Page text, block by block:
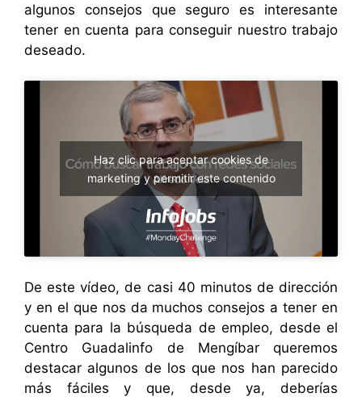
algunos consejos que seguro es interesante
tener en cuenta para conseguir nuestro trabajo
deseado.
Haz clic para aceptar cookies de
marketing y permitir este contenido
De este vídeo, de casi 40 minutos de dirección
y en el que nos da muchos consejos a tener en
cuenta para la búsqueda de empleo, desde el
Centro Guadalinfo de Mengíbar queremos
destacar algunos de los que nos han parecido
más fáciles y que, desde ya, deberías